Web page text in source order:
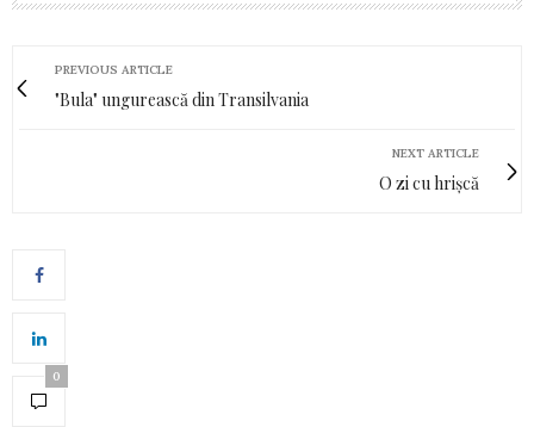
PREVIOUS ARTICLE
"Bula" ungurească din Transilvania
NEXT ARTICLE
O zi cu hrișcă
0